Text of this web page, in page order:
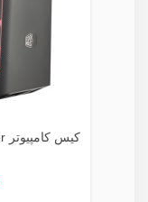
کیس کامپیوتر MB510L Red TRIM Cooler Master